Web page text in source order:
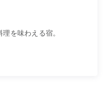
を味わえる宿。